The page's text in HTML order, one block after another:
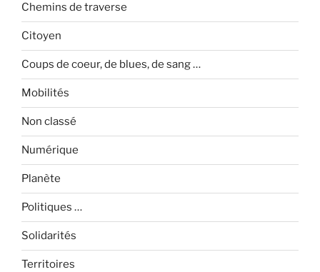
Chemins de traverse
Citoyen
Coups de coeur, de blues, de sang …
Mobilités
Non classé
Numérique
Planète
Politiques …
Solidarités
Territoires